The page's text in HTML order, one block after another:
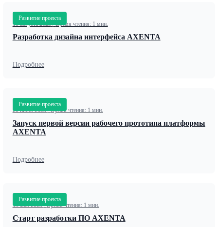
Развитие проекта
10 августа 2023 / Время чтения: 1 мин.
Разработка дизайна интерфейса AXENTA
Подробнее
Развитие проекта
20 июня 2023 / Время чтения: 1 мин.
Запуск первой версии рабочего прототипа платформы
AXENTA
Подробнее
Развитие проекта
13 мая 2023 / Время чтения: 1 мин.
Старт разработки ПО AXENTA